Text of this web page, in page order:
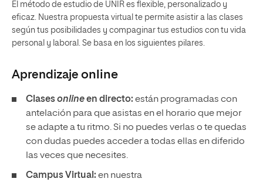
El método de estudio de UNIR es flexible, personalizado y
eficaz. Nuestra propuesta virtual te permite asistir a las clases
según tus posibilidades y compaginar tus estudios con tu vida
personal y laboral. Se basa en los siguientes pilares.
Aprendizaje online
Clasesonlineen directo: están programadas con
antelación para que asistas en el horario que mejor
se adapte a tu ritmo. Si no puedes verlas o te quedas
con dudas puedes acceder a todas ellas en diferido
las veces que necesites.
Campus Virtual: en nuestra